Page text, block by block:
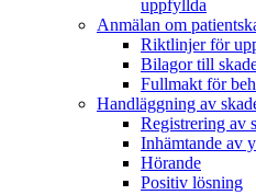
uppfyllda
Anmälan om
Riktlinjer för
Bilagor till
Fullmakt för
Handläggning av
Registrering av
Inhämtande av
Hörande
Positiv lösning